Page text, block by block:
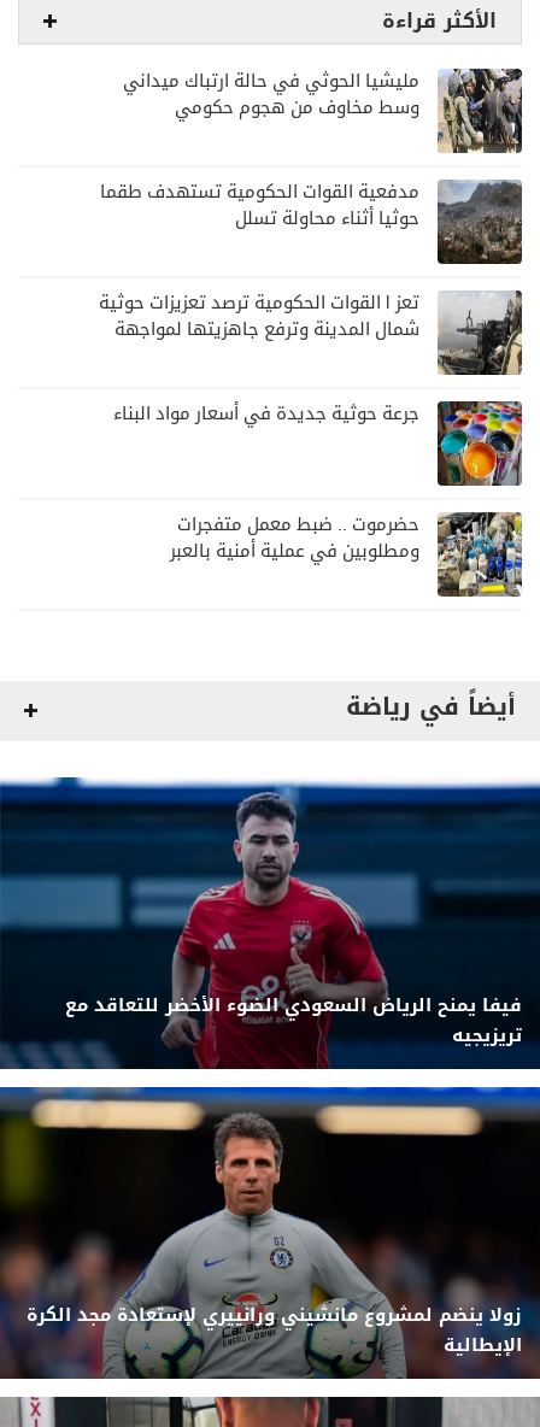
الأكثر قراءة
مليشيا الحوثي في حالة ارتباك ميداني
وسط مخاوف من هجوم حكومي
مدفعية القوات الحكومية تستهدف طقما
حوثيا أثناء محاولة تسلل
تعز | القوات الحكومية ترصد تعزيزات حوثية
شمال المدينة وترفع جاهزيتها لمواجهة
جرعة حوثية جديدة في أسعار مواد البناء
حضرموت .. ضبط معمل متفجرات
ومطلوبين في عملية أمنية بالعبر
أيضاً في رياضة
فيفا يمنح الرياض السعودي الضوء الأخضر للتعاقد مع
تريزيجيه
زولا ينضم لمشروع مانشيني ورانييري لإستعادة مجد الكرة
الإيطالية